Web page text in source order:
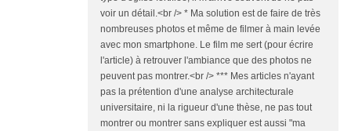
voir un détail.<br /> * Ma solution est de faire de très
nombreuses photos et même de filmer à main levée
avec mon smartphone. Le film me sert (pour écrire
l'article) à retrouver l'ambiance que des photos ne
peuvent pas montrer.<br /> *** Mes articles n'ayant
pas la prétention d'une analyse architecturale
universitaire, ni la rigueur d'une thèse, ne pas tout
montrer ou montrer sans expliquer est aussi "ma